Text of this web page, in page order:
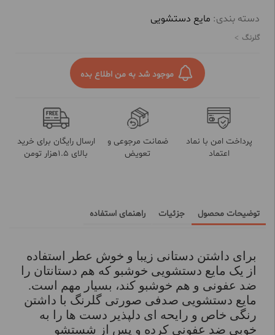
دسته بندی: مایع دستشویی
گلرنگ
موجود شد به من اطلاع بده
پرداخت امن با نماد
اعتماد
ضمانت مرجوعی و
تعویض
ارسال رایگان برای خرید
بالای 1.5هزار تومن
توضیحات محصول جزئیات راهنمای استفاده
برای داشتن دستانی زیبا و خوش عطر استفاده
از یک مایع دستشویی خوشبو که هم دستانتان را
ضد عفونی و هم خوشبو کند، بسیار مهم است.
مایع دستشویی صدفی صورتی گلرنگ با داشتن
رنگی خاص و رایحه ای دلپذیر دست ها را به
خوبی ضد عفونی کرده و پس از شستشو